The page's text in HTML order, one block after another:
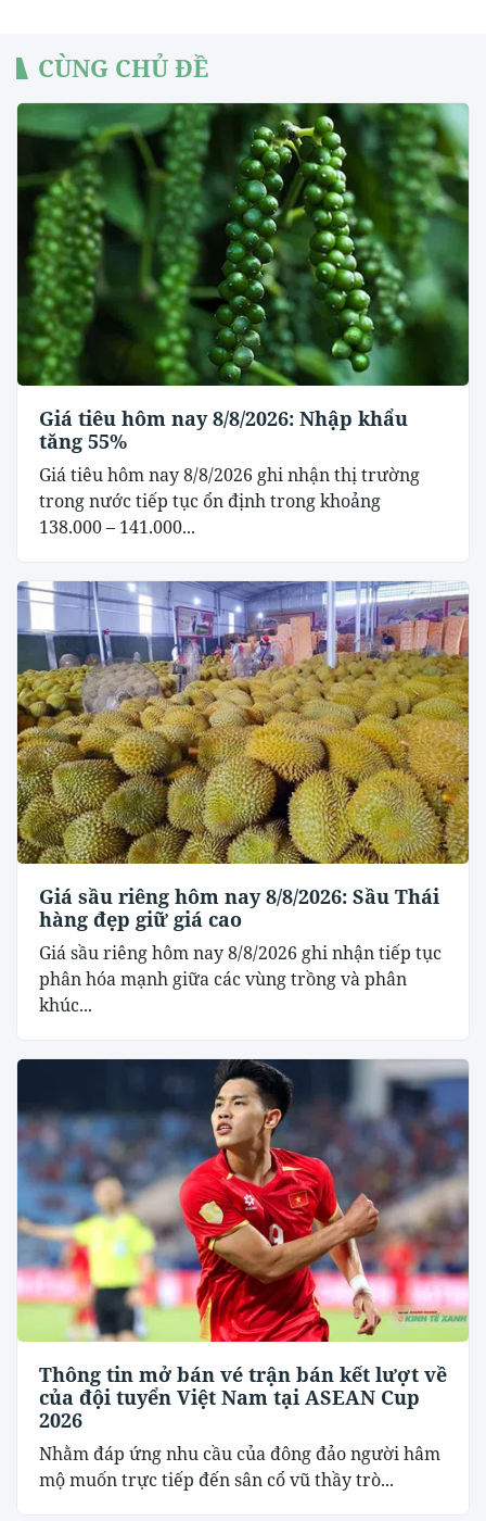
CÙNG CHỦ ĐỀ
Giá tiêu hôm nay 8/8/2026: Nhập khẩu
tăng 55%
Giá tiêu hôm nay 8/8/2026 ghi nhận thị trường
trong nước tiếp tục ổn định trong khoảng
138.000 – 141.000...
Giá sầu riêng hôm nay 8/8/2026: Sầu Thái
hàng đẹp giữ giá cao
Giá sầu riêng hôm nay 8/8/2026 ghi nhận tiếp tục
phân hóa mạnh giữa các vùng trồng và phân
khúc...
Thông tin mở bán vé trận bán kết lượt về
của đội tuyển Việt Nam tại ASEAN Cup
2026
Nhằm đáp ứng nhu cầu của đông đảo người hâm
mộ muốn trực tiếp đến sân cổ vũ thầy trò...